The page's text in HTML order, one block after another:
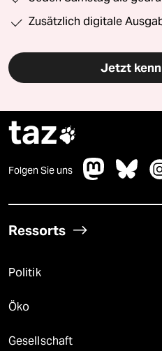
Zusätzlich digitale
Jetzt
taz
Folgen Sie uns
Ressorts
Politik
Öko
Gesellschaft